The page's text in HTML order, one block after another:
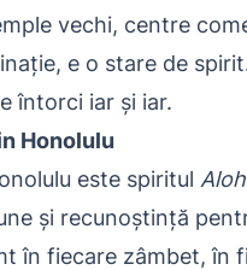
vechi, centre
e o stare de
întorci iar și iar.
Honolulu
este spiritul
și recunoștință
în fiecare zâmbet, în